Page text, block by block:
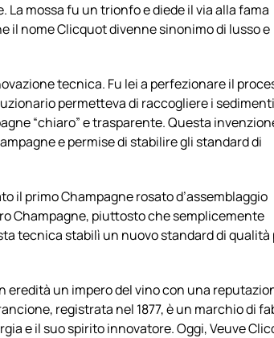
mossa fu un trionfo e diede il via alla fama
il nome Clicquot divenne sinonimo di lusso e
tecnica. Fu lei a perfezionare il
permetteva di raccogliere i
“chiaro” e trasparente. Questa
e permise di stabilire gli standard di
il primo Champagne rosato d’assemblaggio
Champagne, piuttosto che semplicemente
tecnica stabilì un nuovo standard di qualità
eredità un impero del vino con una
registrata nel 1877, è un marchio di
e il suo spirito innovatore. Oggi, Veuve